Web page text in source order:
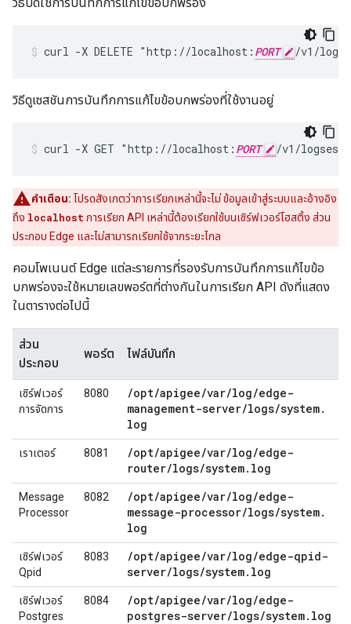
curl -X DELETE "http://localhost: PORT /v1/
วิธีดูเซสชันการบันทึกการแก้ไขข้อบกพร่องที่ใช้งานอยู่
curl -X GET "http://localhost: PORT /v1/
คำเตือน: โปรดสังเกตว่าการเรียกเหล่านี้จะไม่ ข้อมูลเข้าสู่ระบบและอ้างอิง
ถึง localhost การเรียก API เหล่านี้ต้องเรียกใช้บนเซิร์ฟเวอร์โฮสติ้ง ส่วน
ประกอบ Edge และไม่สามารถเรียกใช้จากระยะไกล
คอมโพเนนต์ Edge แต่ละรายการที่รองรับการบันทึกการแก้ไขข้อ
บกพร่องจะใช้หมายเลขพอร์ตที่ต่างกันในการเรียก API ดังที่แสดง
ในตารางต่อไปนี้
ส่วน
ประกอบ
พอร์ต ไฟล์บันทึก
เซิร์ฟเวอร์
การจัดการ
8080 /opt/apigee/var/log/edge-
management-server/logs/system.
log
เราเตอร์ 8081 /opt/apigee/var/log/edge-
router/logs/system. log
Message
Processor
8082 /opt/apigee/var/log/edge-
message-processor/logs/system.
log
เซิร์ฟเวอร์
Qpid
8083 /opt/apigee/var/log/edge-qpid-
server/logs/system. log
เซิร์ฟเวอร์
Postgres
8084 /opt/apigee/var/log/edge-
postgres-server/logs/system. log